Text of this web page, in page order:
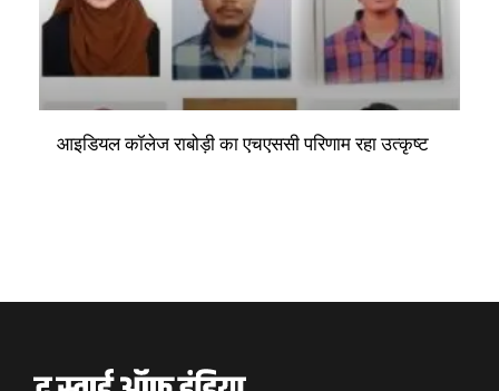
आइडियल कॉलेज राबोड़ी का एचएससी परिणाम रहा उत्कृष्ट